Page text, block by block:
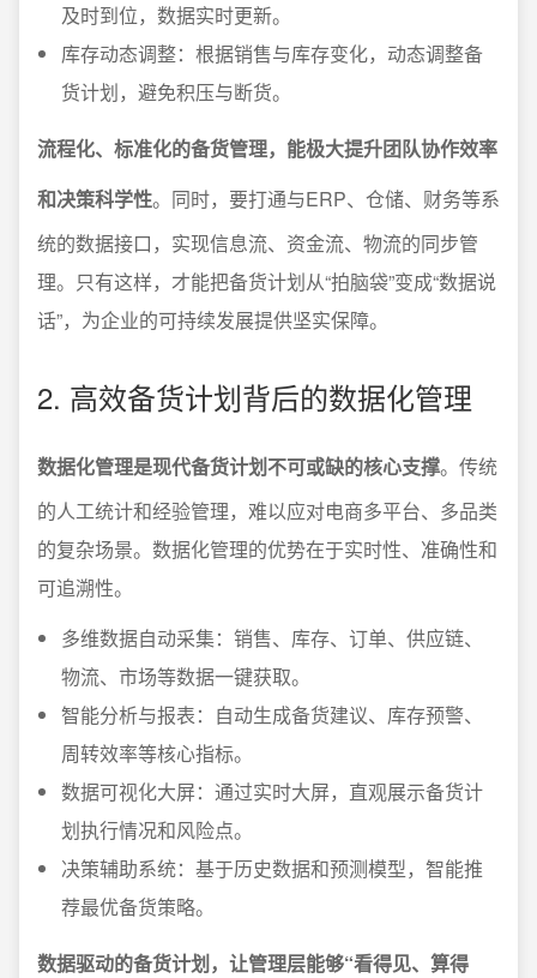
及时到位，数据实时更新。
库存动态调整：根据销售与库存变化，动态调整备
货计划，避免积压与断货。
流程化、标准化的备货管理，能极大提升团队协作效率
和决策科学性。同时，要打通与ERP、仓储、财务等系
统的数据接口，实现信息流、资金流、物流的同步管
理。只有这样，才能把备货计划从“拍脑袋”变成“数据说
话”，为企业的可持续发展提供坚实保障。
2. 高效备货计划背后的数据化管理
数据化管理是现代备货计划不可或缺的核心支撑。传统
的人工统计和经验管理，难以应对电商多平台、多品类
的复杂场景。数据化管理的优势在于实时性、准确性和
可追溯性。
多维数据自动采集：销售、库存、订单、供应链、
物流、市场等数据一键获取。
智能分析与报表：自动生成备货建议、库存预警、
周转效率等核心指标。
数据可视化大屏：通过实时大屏，直观展示备货计
划执行情况和风险点。
决策辅助系统：基于历史数据和预测模型，智能推
荐最优备货策略。
数据驱动的备货计划，让管理层能够“看得见、算得